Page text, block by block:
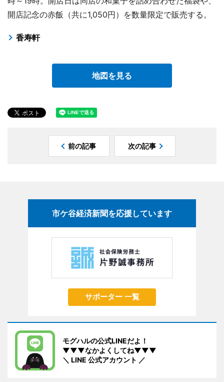
開店記念の赤飯（共に1,050円）を数量限定で販売する。
香寿軒
地図を見る
前の記事 次の記事
市ケ谷経済新聞を応援しています
サポーター 一覧
モグハルの公式LINEだよ！
▼▼▼なかよくしてね▼▼▼
＼ LINE 公式アカウント ／